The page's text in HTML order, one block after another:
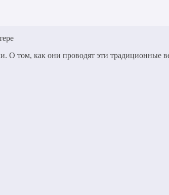
О том, как они проводят эти традиционные